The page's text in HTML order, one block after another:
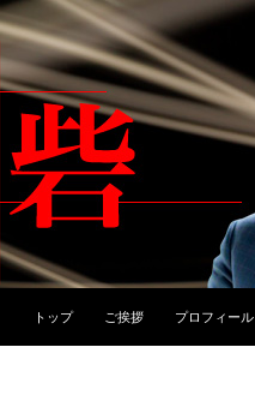
トップ ご挨拶 プロフィール